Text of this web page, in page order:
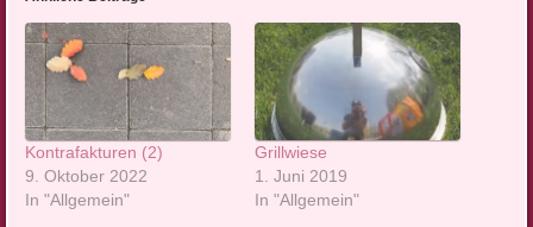
Kontrafakturen (2)
9. Oktober 2022
In "Allgemein"
Grillwiese
1. Juni 2019
In "Allgemein"